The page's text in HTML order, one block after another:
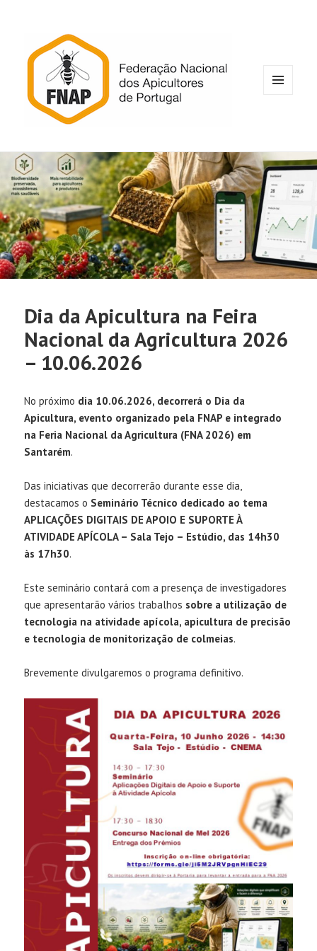
Dia da Apicultura na Feira
Nacional da Agricultura 2026
– 10.06.2026
No próximo dia 10.06.2026, decorrerá o Dia da
Apicultura, evento organizado pela FNAP e integrado
na Feria Nacional da Agricultura (FNA 2026) em
Santarém.
Das iniciativas que decorrerão durante esse dia,
destacamos o Seminário Técnico dedicado ao tema
APLICAÇÕES DIGITAIS DE APOIO E SUPORTE À
ATIVIDADE APÍCOLA – Sala Tejo – Estúdio, das 14h30
às 17h30.
Este seminário contará com a presença de investigadores
que apresentarão vários trabalhos sobre a utilização de
tecnologia na atividade apícola, apicultura de precisão
e tecnologia de monitorização de colmeias.
Brevemente divulgaremos o programa definitivo.